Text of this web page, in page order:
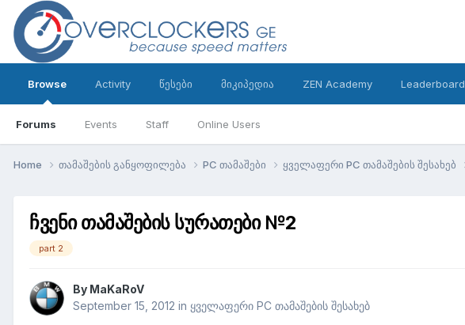
Browse
Forums Events Staff Online Users
Activity წესები მიკიპედია ZEN Academy Leaderboard
Home თამაშების განყოფილება PC თამაშები ყველაფერი PC თამაშების შესახებ
ჩვენი თამაშების სურათები №2
part 2
By MaKaRoV
September 15, 2012 in ყველაფერი PC თამაშების შესახებ